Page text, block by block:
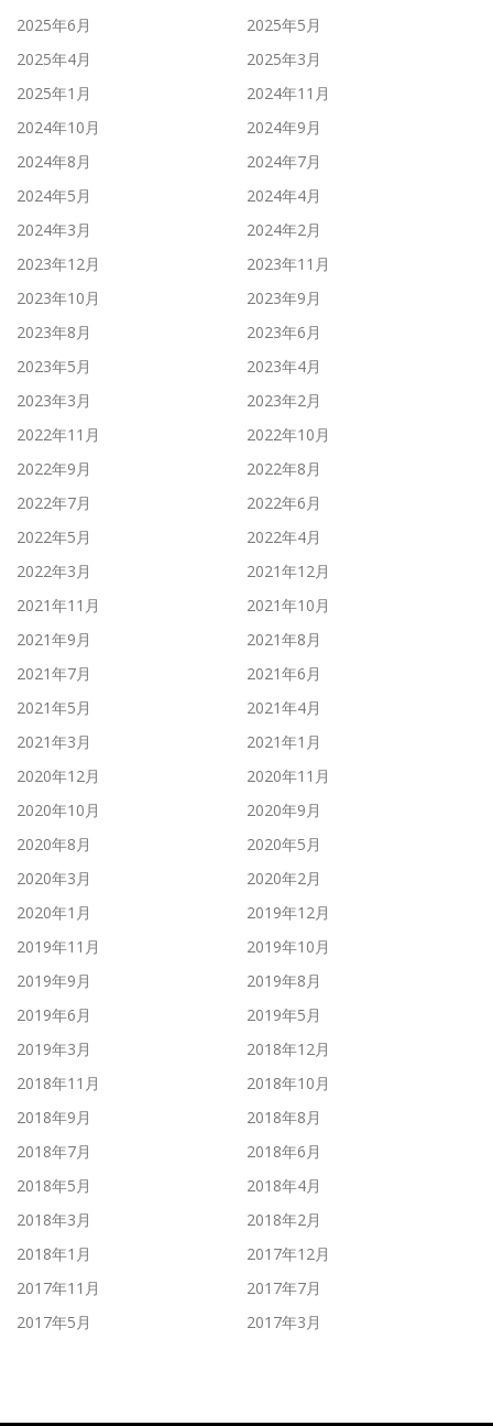
2025年6月
2025年5月
2025年4月
2025年3月
2025年1月
2024年11月
2024年10月
2024年9月
2024年8月
2024年7月
2024年5月
2024年4月
2024年3月
2024年2月
2023年12月
2023年11月
2023年10月
2023年9月
2023年8月
2023年6月
2023年5月
2023年4月
2023年3月
2023年2月
2022年11月
2022年10月
2022年9月
2022年8月
2022年7月
2022年6月
2022年5月
2022年4月
2022年3月
2021年12月
2021年11月
2021年10月
2021年9月
2021年8月
2021年7月
2021年6月
2021年5月
2021年4月
2021年3月
2021年1月
2020年12月
2020年11月
2020年10月
2020年9月
2020年8月
2020年5月
2020年3月
2020年2月
2020年1月
2019年12月
2019年11月
2019年10月
2019年9月
2019年8月
2019年6月
2019年5月
2019年3月
2018年12月
2018年11月
2018年10月
2018年9月
2018年8月
2018年7月
2018年6月
2018年5月
2018年4月
2018年3月
2018年2月
2018年1月
2017年12月
2017年11月
2017年7月
2017年5月
2017年3月